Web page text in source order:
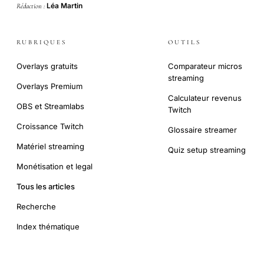
Rédaction : Léa Martin
RUBRIQUES
Overlays gratuits
Overlays Premium
OBS et Streamlabs
Croissance Twitch
Matériel streaming
Monétisation et legal
Tous les articles
Recherche
Index thématique
OUTILS
Comparateur micros
streaming
Calculateur revenus
Twitch
Glossaire streamer
Quiz setup streaming